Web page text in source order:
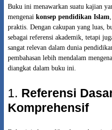
Buku ini menawarkan suatu kajian
mengenai konsep pendidikan Islam
praktis. Dengan cakupan yang luas,
sebagai referensi akademik, tetapi
sangat relevan dalam dunia
pembahasan lebih mendalam
diangkat dalam buku ini.
1. Referensi
Komprehensif